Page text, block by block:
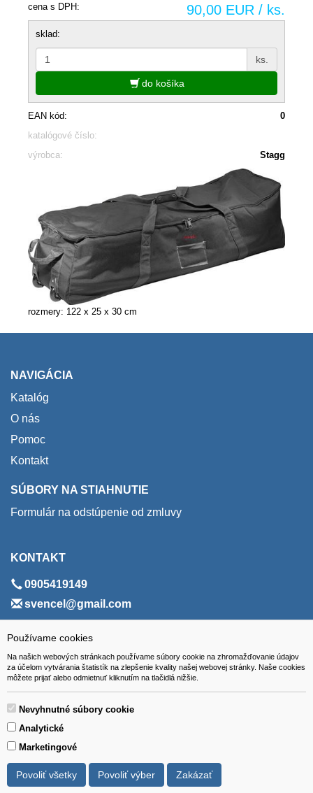
Používame cookies
Na našich webových stránkach používame súbory cookie na zhromažďovanie údajov
za účelom vytvárania štatistík na zlepšenie kvality našej webovej stránky. Naše cookies
môžete prijať alebo odmietnuť kliknutím na tlačidlá nižšie.
Nevyhnutné súbory cookie
Analytické
Marketingové
Povoliť všetky Povoliť výber Zakázať
cena s DPH:
90,00 EUR / ks.
sklad:
ks.
do košíka
EAN kód:
0
katalógové číslo:
výrobca:
Stagg
rozmery: 122 x 25 x 30 cm
NAVIGÁCIA
Katalóg
O nás
Pomoc
Kontakt
SÚBORY NA STIAHNUTIE
Formulár na odstúpenie od zmluvy
KONTAKT
0905419149
svencel@gmail.com
ADRESA
VEST - tech s.r.o.
Hviezdoslavova 280/6, 965 01 Žiar nad Hronom
Slovakia (Slovak Republic)
Všetky ceny sú uvádzané vrátane DPH.